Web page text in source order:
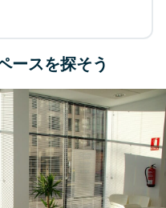
ースを探そう